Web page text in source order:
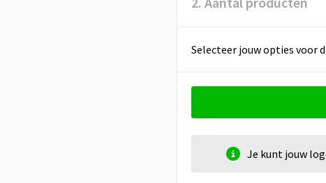
Selecteer jouw opties voor
Je kunt jouw